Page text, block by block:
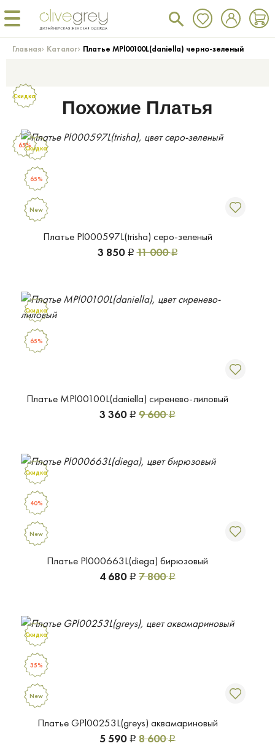
Главная› Каталог› Платье MPl00100L(daniella) черно-зеленый
Скидка
65%
Похожие Платья
Платье Pl000597L(trisha) серо-зеленый
3 850 Р 11 000Р
Скидка
65%
New
Платье MPl00100L(daniella) сиренево-лиловый
3 360 Р 9 600Р
Скидка
65%
Платье Pl000663L(diega) бирюзовый
4 680 Р 7 800Р
Скидка
40%
New
Платье GPl00253L(greys) аквамариновый
5 590 Р 8 600Р
Скидка
35%
New